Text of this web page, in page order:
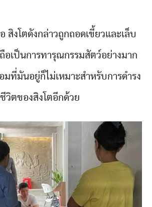
สิงโตดังกล่าวถูกถอดเขี้ยวและเล็บ
อเป็นการทารุณกรรมสัตว์อย่างมาก
ที่มันอยู่ก็ไม่เหมาะสำหรับการดำรง
ชีวิตของสิงโตอีกด้วย